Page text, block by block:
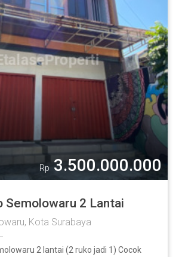
Rp 3.500.000.000
Semolowaru 2 Lantai
Kota Surabaya
2 lantai (2 ruko jadi 1) Cocok